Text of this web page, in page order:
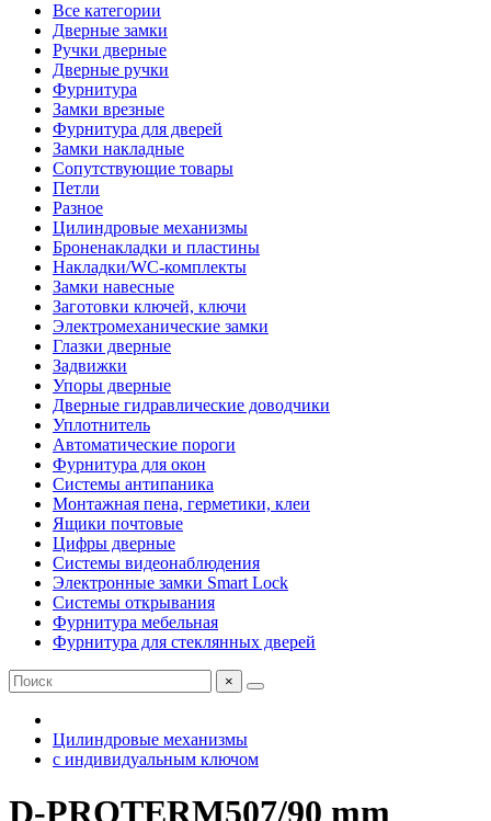
Все категории
Дверные замки
Ручки дверные
Дверные ручки
Фурнитура
Замки врезные
Фурнитура для дверей
Замки накладные
Сопутствующие товары
Петли
Разное
Цилиндровые механизмы
Броненакладки и пластины
Накладки/WC-комплекты
Замки навесные
Заготовки ключей, ключи
Электромеханические замки
Глазки дверные
Задвижки
Упоры дверные
Дверные гидравлические доводчики
Уплотнитель
Автоматические пороги
Фурнитура для окон
Системы антипаника
Монтажная пена, герметики, клеи
Ящики почтовые
Цифры дверные
Системы видеонаблюдения
Электронные замки Smart Lock
Системы открывания
Фурнитура мебельная
Фурнитура для стеклянных дверей
×
Цилиндровые механизмы
с индивидуальным ключом
D-PROTERM507/90 mm